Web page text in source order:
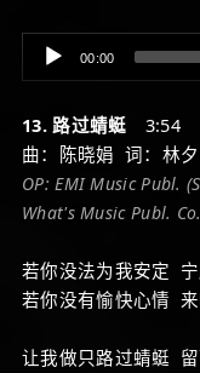
Audio
Player
00:00
13. 路过蜻蜓 3:54
曲：陈晓娟 词：林夕
OP: EMI Music Publ.
What's Music Publ.
若你没法为我安定
若你没有愉快心情
让我做只路过蜻蜓